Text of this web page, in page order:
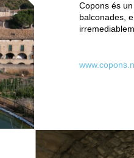
Copons és
balconades,